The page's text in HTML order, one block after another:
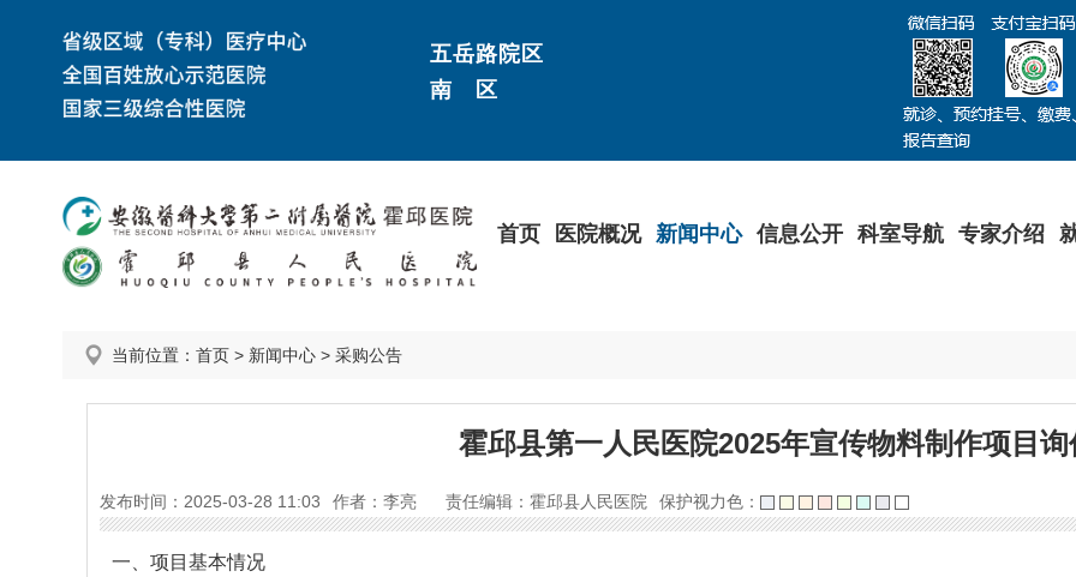
五岳路院区
南 区
首页 医院概况 新闻中心 信息公开 科室导航 专家介绍
当前位置： 首页 > 新闻中心 > 采购公告
霍邱县第一人民医院2025年宣传物料制作项目
发布时间：2025-03-28 11:03 作者：李亮 责任编辑：霍邱县人民医院 保护视力色：
一、项目基本情况